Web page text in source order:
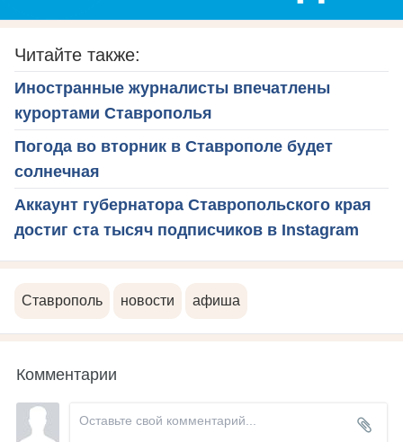
Читайте также:
Иностранные журналисты впечатлены
курортами Ставрополья
Погода во вторник в Ставрополе будет
солнечная
Аккаунт губернатора Ставропольского края
достиг ста тысяч подписчиков в Instagram
Ставрополь новости афиша
Комментарии